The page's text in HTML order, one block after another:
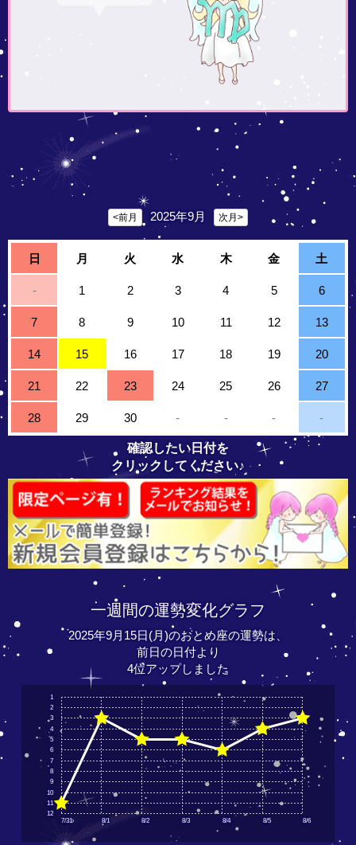
<前月 2025年9月 次月>
日 月 火 水 木 金 土
- 1 2 3 4 5 6
7 8 9 10 11 12 13
14 15 16 17 18 19 20
21 22 23 24 25 26 27
28 29 30 - - - -
確認したい日付を
クリックしてください♪
一週間の運勢変化グラフ
2025年9月15日(月)のおとめ座の運勢は、
前日の日付より
4位アップしました
7/31 8/1 8/2 8/3 8/4 8/5 8/6
12
11
10
9
8
7
6
5
4
3
2
1